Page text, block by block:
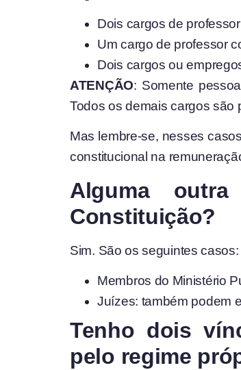
Dois cargos de
Um cargo de professor
Dois cargos ou
ATENÇÃO: Somente
Todos os demais cargos são
Mas lembre-se, nesses
constitucional na
Alguma
Constituição?
Sim. São os seguintes casos:
Membros do Ministério
Juízes: também podem
Tenho dois
pelo regime